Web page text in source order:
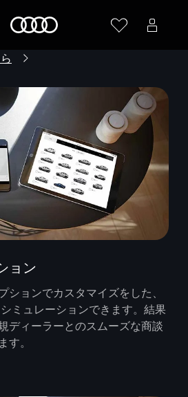
ョン
ションでカスタマイズをした、
ミュレーションできます。結果
ディーラーとのスムーズな商談
す。